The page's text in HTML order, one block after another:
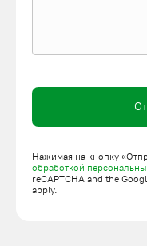
Нажимая на кнопку
обработкой
reCAPTCHA and the
apply.